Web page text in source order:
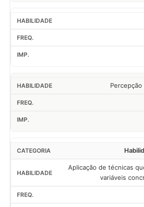
Aplicação de técnicas
variáveis